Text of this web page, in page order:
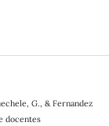
G., & Fernandez
docentes